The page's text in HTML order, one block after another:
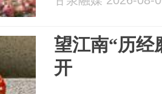
望江南“历经
开